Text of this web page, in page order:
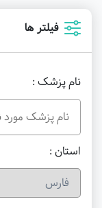
فیلتر ها
نام پزشک :
استان :